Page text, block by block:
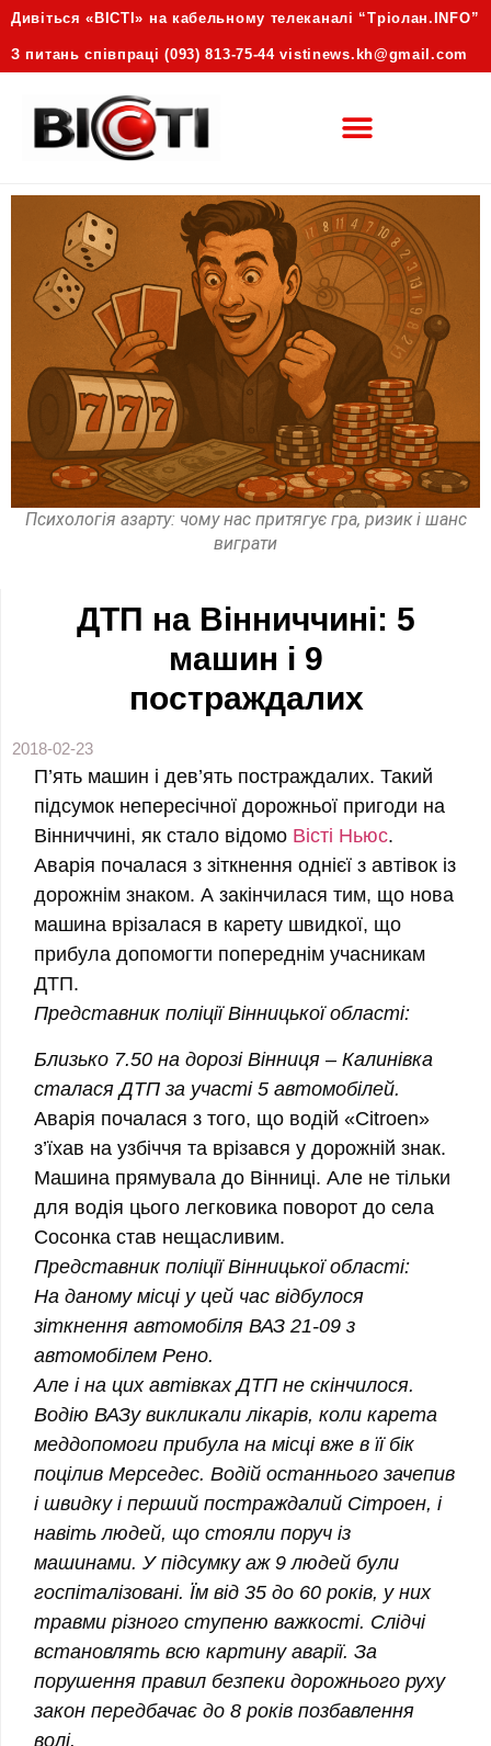
Дивіться «ВІСТІ» на кабельному телеканалі “Трiолан.INFO”
З питань співпраці (093) 813-75-44 vistinews.kh@gmail.com
Психологія азарту: чому нас притягує гра, ризик і шанс
виграти
ДТП на Вінниччині: 5
машин і 9
постраждалих
2018-02-23
П’ять машин і дев’ять постраждалих. Такий
підсумок непересічної дорожньої пригоди на
Вінниччині, як стало відомо Вісті Ньюс.
Аварія почалася з зіткнення однієї з автівок із
дорожнім знаком. А закінчилася тим, що нова
машина врізалася в карету швидкої, що
прибула допомогти попереднім учасникам
ДТП.
Представник поліції Вінницької області:
Близько 7.50 на дорозі Вінниця – Калинівка
сталася ДТП за участі 5 автомобілей.
Аварія почалася з того, що водій «Citroen»
з’їхав на узбіччя та врізався у дорожній знак.
Машина прямувала до Вінниці. Але не тільки
для водія цього легковика поворот до села
Сосонка став нещасливим.
Представник поліції Вінницької області:
На даному місці у цей час відбулося
зіткнення автомобіля ВАЗ 21-09 з
автомобілем Рено.
Але і на цих автівках ДТП не скінчилося.
Водію ВАЗу викликали лікарів, коли карета
меддопомоги прибула на місці вже в її бік
поцілив Мерседес. Водій останнього зачепив
і швидку і перший постраждалий Сітроен, і
навіть людей, що стояли поруч із
машинами. У підсумку аж 9 людей були
госпіталізовані. Їм від 35 до 60 років, у них
травми різного ступеню важкості. Слідчі
встановлять всю картину аварії. За
порушення правил безпеки дорожнього руху
закон передбачає до 8 років позбавлення
волі.